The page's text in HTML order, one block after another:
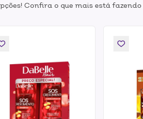
Confira o que mais está fazendo